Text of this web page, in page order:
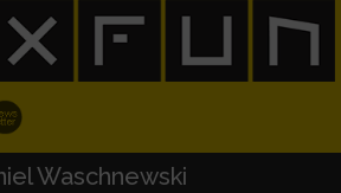
Waschnewski